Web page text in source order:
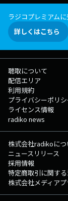
ラジコプレミアム
詳しくはこちら
聴取について
配信エリア
利用規約
プライバシーポリ
ライセンス情報
radiko news
株式会社radikoにつ
ニュースリリース
採用情報
特定商取引に関す
株式会社メディア